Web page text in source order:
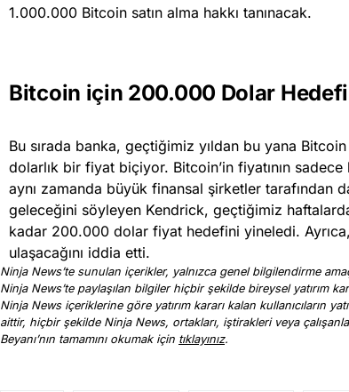
1.000.000 Bitcoin satın alma hakkı tanınacak.
Bitcoin için 200.000 Dolar
Bu sırada banka, geçtiğimiz yıldan bu yana
dolarlık bir fiyat biçiyor. Bitcoin’in fiyatının sadece
aynı zamanda büyük finansal şirketler tarafından
geleceğini söyleyen Kendrick, geçtiğimiz
kadar 200.000 dolar fiyat hedefini yineledi. Ayrıca,
ulaşacağını iddia etti.
Ninja News’te sunulan içerikler, yalnızca genel bilgilendirme
Ninja News’te paylaşılan bilgiler hiçbir şekilde bireysel yatırım
Ninja News içeriklerine göre yatırım kararı kalan kullanıcıların
aittir, hiçbir şekilde Ninja News, ortakları, iştirakleri veya
Beyanı’nın tamamını okumak için tıklayınız.